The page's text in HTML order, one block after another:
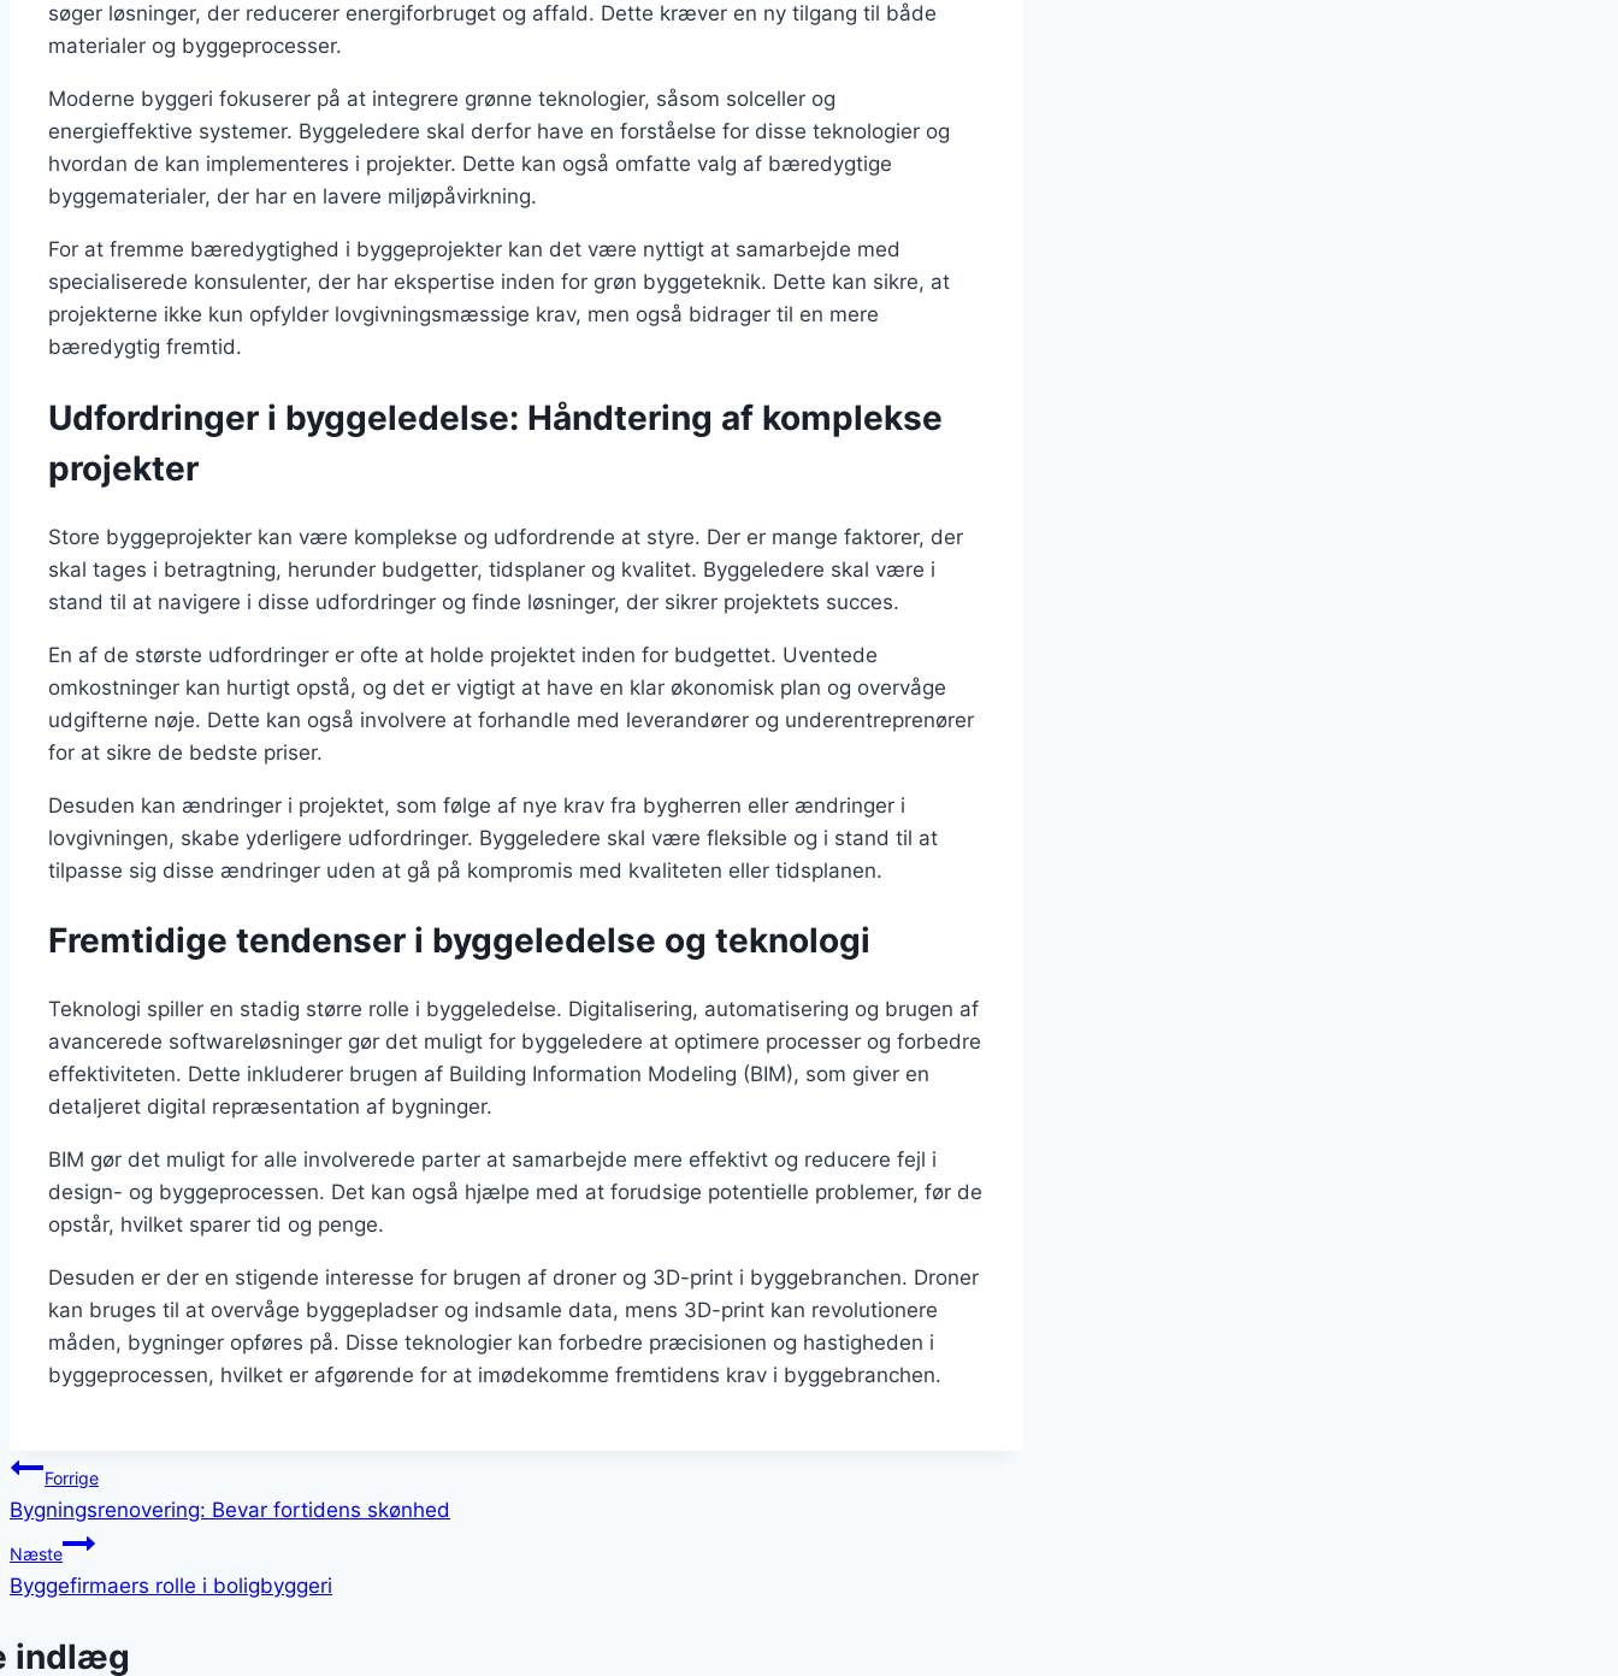
søger løsninger, der reducerer energiforbruget og affald. Dette kræver en ny tilgang til både
materialer og byggeprocesser.
Moderne byggeri fokuserer på at integrere grønne teknologier, såsom solceller og
energieffektive systemer. Byggeledere skal derfor have en forståelse for disse teknologier og
hvordan de kan implementeres i projekter. Dette kan også omfatte valg af bæredygtige
byggematerialer, der har en lavere miljøpåvirkning.
For at fremme bæredygtighed i byggeprojekter kan det være nyttigt at samarbejde med
specialiserede konsulenter, der har ekspertise inden for grøn byggeteknik. Dette kan sikre, at
projekterne ikke kun opfylder lovgivningsmæssige krav, men også bidrager til en mere
bæredygtig fremtid.
Udfordringer i byggeledelse: Håndtering af komplekse
projekter
Store byggeprojekter kan være komplekse og udfordrende at styre. Der er mange faktorer, der
skal tages i betragtning, herunder budgetter, tidsplaner og kvalitet. Byggeledere skal være i
stand til at navigere i disse udfordringer og finde løsninger, der sikrer projektets succes.
En af de største udfordringer er ofte at holde projektet inden for budgettet. Uventede
omkostninger kan hurtigt opstå, og det er vigtigt at have en klar økonomisk plan og overvåge
udgifterne nøje. Dette kan også involvere at forhandle med leverandører og underentreprenører
for at sikre de bedste priser.
Desuden kan ændringer i projektet, som følge af nye krav fra bygherren eller ændringer i
lovgivningen, skabe yderligere udfordringer. Byggeledere skal være fleksible og i stand til at
tilpasse sig disse ændringer uden at gå på kompromis med kvaliteten eller tidsplanen.
Fremtidige tendenser i byggeledelse og teknologi
Teknologi spiller en stadig større rolle i byggeledelse. Digitalisering, automatisering og brugen af
avancerede softwareløsninger gør det muligt for byggeledere at optimere processer og forbedre
effektiviteten. Dette inkluderer brugen af Building Information Modeling (BIM), som giver en
detaljeret digital repræsentation af bygninger.
BIM gør det muligt for alle involverede parter at samarbejde mere effektivt og reducere fejl i
design- og byggeprocessen. Det kan også hjælpe med at forudsige potentielle problemer, før de
opstår, hvilket sparer tid og penge.
Desuden er der en stigende interesse for brugen af droner og 3D-print i byggebranchen. Droner
kan bruges til at overvåge byggepladser og indsamle data, mens 3D-print kan revolutionere
måden, bygninger opføres på. Disse teknologier kan forbedre præcisionen og hastigheden i
byggeprocessen, hvilket er afgørende for at imødekomme fremtidens krav i byggebranchen.
Indlægsnavigation
Forrige
Bygningsrenovering: Bevar fortidens skønhed
Næste
Byggefirmaers rolle i boligbyggeri
indlæg